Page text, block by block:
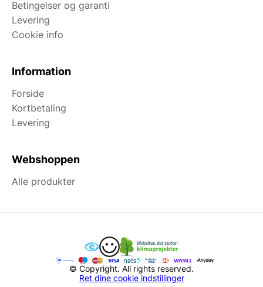
Betingelser og garanti
Levering
Cookie info
Information
Forside
Kortbetaling
Levering
Webshoppen
Alle produkter
© Copyright. All rights reserved.
Ret dine cookie indstillinger